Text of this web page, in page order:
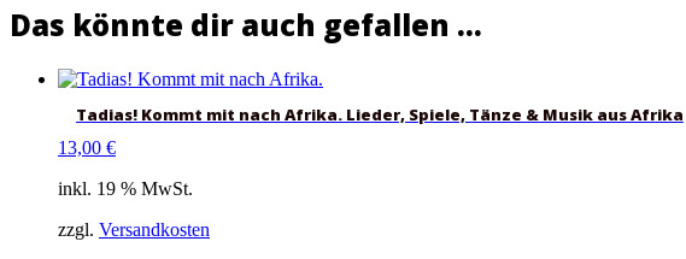
Das könnte dir auch gefallen …
Tadias! Kommt mit nach Afrika. Lieder, Spiele, Tänze & Musik aus Afrika
13,00 €
inkl. 19 % MwSt.
zzgl. Versandkosten